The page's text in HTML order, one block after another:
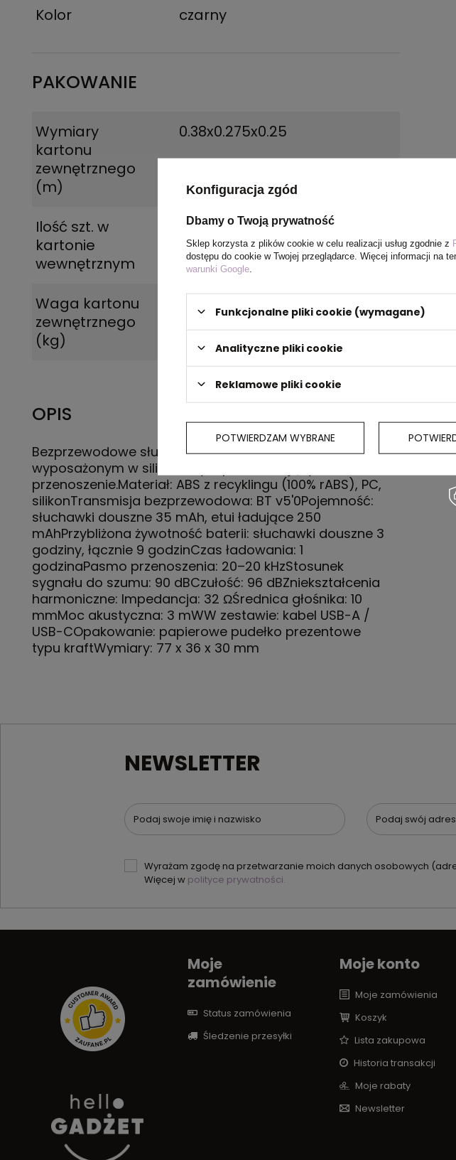
Kolor czarny
PAKOWANIE
Wymiary
kartonu
zewnętrznego
(m)
0.38x0.275x0.25
Ilość szt. w
kartonie
wewnętrznym
50
Waga kartonu
zewnętrznego
(kg)
OPIS
Bezprzewodowe słuchawki z etui ładującym
wyposażonym w silikonowy klips ułatwiający
przenoszenie.Materiał: ABS z recyklingu (100% rABS), PC,
silikonTransmisja bezprzewodowa: BT v5'0Pojemność:
słuchawki douszne 35 mAh, etui ładujące 250
mAhPrzybliżona żywotność baterii: słuchawki douszne 3
godziny, łącznie 9 godzinCzas ładowania: 1
godzinaPasmo przenoszenia: 20–20 kHzStosunek
sygnału do szumu: 90 dBCzułość: 96 dBZniekształcenia
harmoniczne: Impedancja: 32 ΩŚrednica głośnika: 10
mmMoc akustyczna: 3 mWW zestawie: kabel USB-A /
USB-COpakowanie: papierowe pudełko prezentowe
typu kraftWymiary: 77 x 36 x 30 mm
NEWSLETTER
Podaj swoje imię i nazwisko Podaj swój
Wyrażam zgodę na przetwarzanie moich danych osobowych
Więcej w polityce prywatności.
Moje
zamówienie
Status zamówienia
Śledzenie przesyłki
Moje konto
Moje zamówienia
Koszyk
Lista zakupowa
Historia transakcji
Moje rabaty
Newsletter
Konfiguracja zgód
Dbamy o Twoją prywatność
Sklep korzysta z plików cookie w celu realizacji usług zgodnie z
dostępu do cookie w Twojej przeglądarce. Więcej informacji na
warunki Google
Funkcjonalne pliki cookie (wymagane)
Analityczne pliki cookie
Reklamowe pliki cookie
POTWIERDZAM WYBRANE